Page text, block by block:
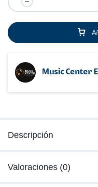
Music Center
Descripción
Valoraciones (0)